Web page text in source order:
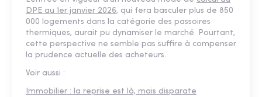
DPE au 1er janvier 2026, qui fera basculer plus de 850
000 logements dans la catégorie des passoires
thermiques, aurait pu dynamiser le marché. Pourtant,
cette perspective ne semble pas suffire à compenser
la prudence actuelle des acheteurs.
Voir aussi :
Immobilier : la reprise est là, mais disparate